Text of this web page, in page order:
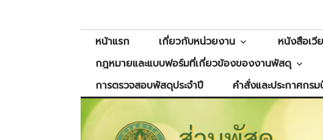
content
ส่วนพัสดุ
หน้าแรก เกี่ยวกับหน่วยงาน
หนังสือเวี
กฎหมายและแบบฟอร์มที่เกี่ยวข้องของงานพัสดุ
การตรวจสอบพัสดุประจำปี
คำสั่งและประกาศกรม